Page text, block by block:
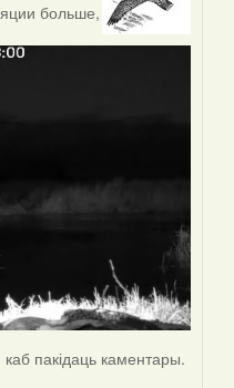
больше,
каб пакідаць каментары.